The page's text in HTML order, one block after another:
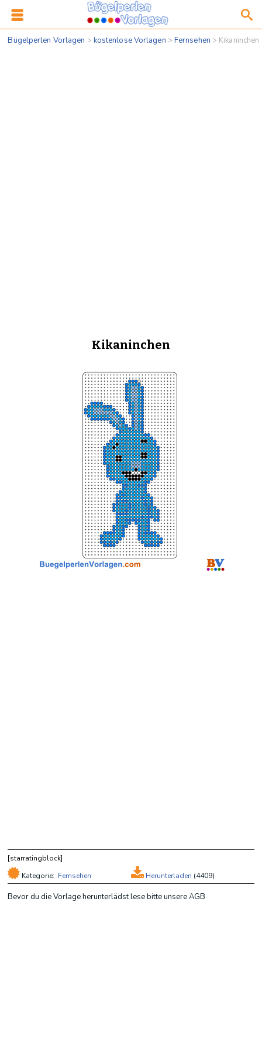
Bügelperlen Vorlagen > kostenlose Vorlagen > Fernsehen > Kikaninchen
Kikaninchen
[starratingblock]
Herunterladen (4409)
Kategorie: Fernsehen
Bevor du die Vorlage herunterlädst lese bitte unsere AGB